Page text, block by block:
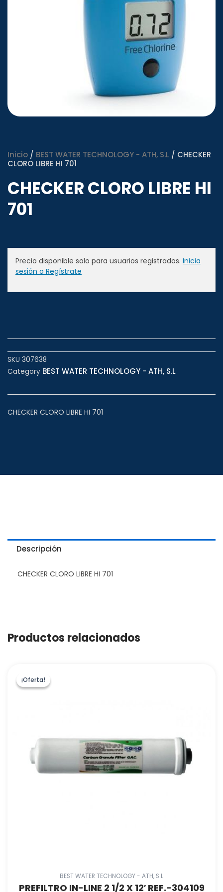
Inicio / BEST WATER TECHNOLOGY - ATH, S.L / CHECKER
CLORO LIBRE HI 701
CHECKER CLORO LIBRE HI
701
Precio disponible solo para usuarios registrados. Inicia
sesión o Regístrate
SKU 307638
Category BEST WATER TECHNOLOGY - ATH, S.L
CHECKER CLORO LIBRE HI 701
Descripción
CHECKER CLORO LIBRE HI 701
Productos relacionados
¡Oferta!
¡Oferta!
BEST WATER TECHNOLOGY - ATH, S.L
PREFILTRO IN-LINE 2 1/2 X 12′ REF.-304109